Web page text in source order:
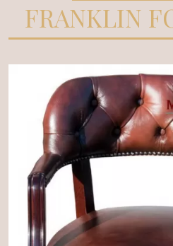
FRANKLIN